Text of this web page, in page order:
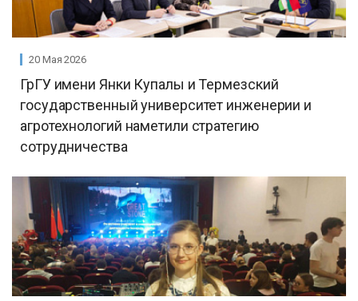
20 Мая 2026
ГрГУ имени Янки Купалы и Термезский
государственный университет инженерии и
агротехнологий наметили стратегию
сотрудничества